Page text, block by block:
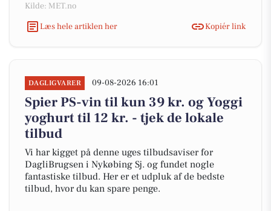
Kilde: MET.no
Læs hele artiklen her
Kopiér link
DAGLIGVARER 09-08-2026 16:01
Spier PS-vin til kun 39 kr. og Yoggi
yoghurt til 12 kr. - tjek de lokale
tilbud
Vi har kigget på denne uges tilbudsaviser for
DagliBrugsen i Nykøbing Sj. og fundet nogle
fantastiske tilbud. Her er et udpluk af de bedste
tilbud, hvor du kan spare penge.